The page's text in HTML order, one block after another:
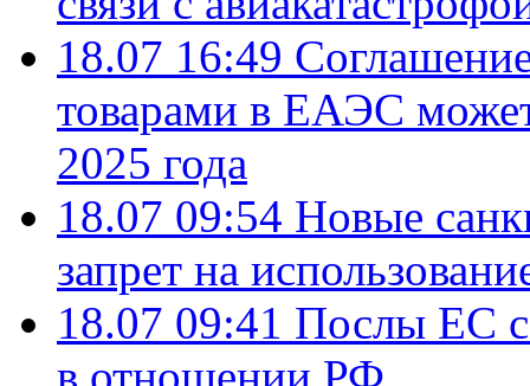
18.07 16:49
товарами в ЕАЭС
2025 года
18.07 09:54 Новые
запрет на
18.07 09:41 Послы ЕС
в отношении РФ